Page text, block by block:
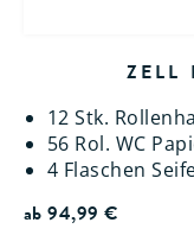
ZELL
12 Stk.
56 Rol. WC
4 Flaschen
ab94,99€